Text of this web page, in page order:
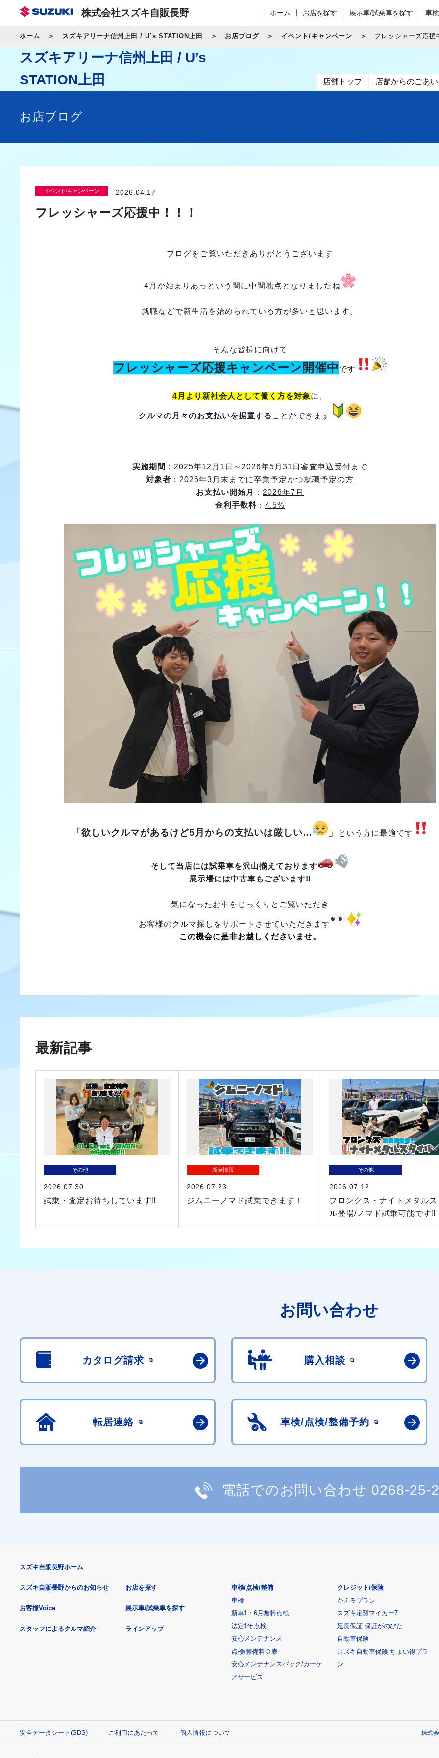
株式会社スズキ自販長野 ホーム お店を探す 展示車/試乗車を探す 車
ホーム スズキアリーナ信州上田 / U’s STATION上田 お店ブログ イベント/キャンペーン フレッシャーズ応援
スズキアリーナ信州上田 / U’s
STATION上田
店舗トップ 店舗からのごあ
お店ブログ
イベント/キャンペーン 2026.04.17
フレッシャーズ応援中！！！
ブログをご覧いただきありがとうございます
4月が始まりあっという間に中間地点となりましたね
就職などで新生活を始められている方が多いと思います。
そんな皆様に向けて
フレッシャーズ応援キャンペーン開催中 です
4月より新社会人として働く方を対象に、
クルマの月々のお支払いを据置する ことができます
実施期間 ： 2025年12月1日～2026年5月31日審査申込受付まで
対象者 ： 2026年3月末までに卒業予定かつ就職予定の方
お支払い開始月
： 2026年7月
金利手数料 ： 4.5%
「欲しいクルマがあるけど5月からの支払いは厳しい… 」 という方に最適です
そして当店には試乗車を沢山揃えております
展示場には中古車もございます‼
気になったお車をじっくりとご覧いただき
お客様のクルマ探しをサポートさせていただきます
この機会に是非お越しくださいませ。
最新記事
その他
2026.07.30
試乗・査定お待ちしています‼
新車情報
2026.07.23
ジムニーノマド試乗できます！
その他
2026.07.12
フロンクス・ナイトメタル
ル登場/ノマド試乗可能です‼
お問い合わせ
カタログ請求 購入相談
転居連絡 車検/点検/整備予約
電話でのお問い合わせ 0268-25-
スズキ自販長野ホーム
スズキ自販長野からのお知らせ
お客様Voice
スタッフによるクルマ紹介
お店を探す
展示車/試乗車を探す
ラインアップ
車検/点検/整備
車検
新車1・6月無料点検
法定1年点検
安心メンテナンス
点検/整備料金表
安心メンテナンスパック/カーケ
アサービス
クレジット/保険
かえるプラン
スズキ定額マイカー7
延長保証 保証がのびた
自動車保険
スズキ自動車保険 ちょい得プラ
ン
安全データシート(SDS) ご利用にあたって 個人情報について 株式